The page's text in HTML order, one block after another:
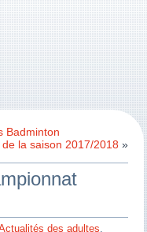
Badminton
la saison 2017/2018 »
des adultes,